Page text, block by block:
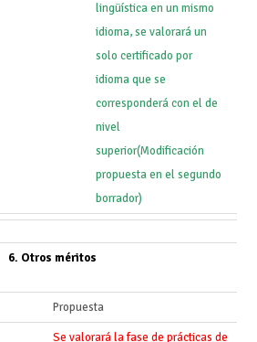
lingüística en un mismo
idioma, se valorará un
solo certificado por
idioma que se
corresponderá con el de
nivel
superior(Modificación
propuesta en el segundo
borrador)
6. Otros méritos
Propuesta
Se valorará la fase de prácticas de